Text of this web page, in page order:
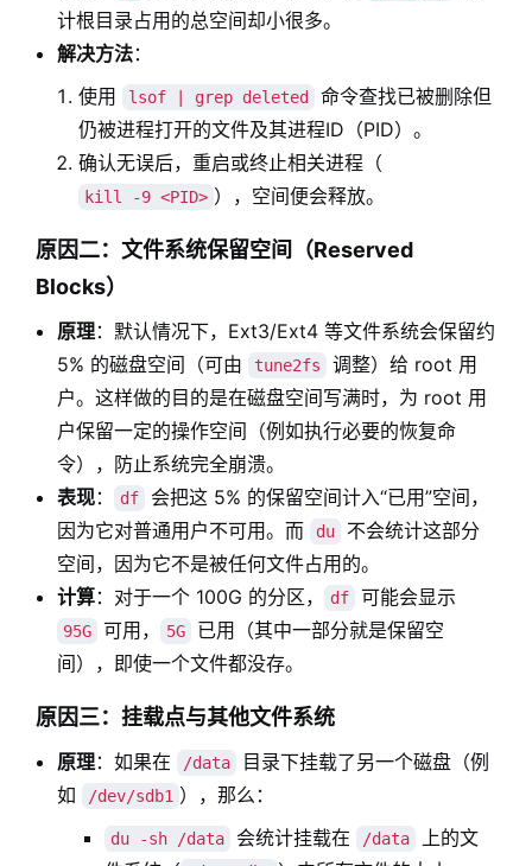
计根目录占用的总空间却小很多。
解决方法：
使用
lsof | grep deleted
命令查找已被删除但
仍被进程打开的文件及其进程ID（PID）。
确认无误后，重启或终止相关进程（
kill -9 <PID> ），空间便会释放。
原因二：文件系统保留空间（Reserved
Blocks）
原理：默认情况下，Ext3/Ext4 等文件系统会保留约
5% 的磁盘空间（可由
tune2fs
调整）给 root 用
户。这样做的目的是在磁盘空间写满时，为 root 用
户保留一定的操作空间（例如执行必要的恢复命
令），防止系统完全崩溃。
表现： df
会把这 5% 的保留空间计入“已用”空间，
因为它对普通用户不可用。而
du
不会统计这部分
空间，因为它不是被任何文件占用的。
计算：对于一个 100G 的分区， df 可能会显示
95G 可用， 5G
已用（其中一部分就是保留空
间），即使一个文件都没存。
原因三：挂载点与其他文件系统
原理：如果在 /data
目录下挂载了另一个磁盘（例
如
/dev/sdb1 ），那么：
du -sh /data 会统计挂载在 /data
上的文